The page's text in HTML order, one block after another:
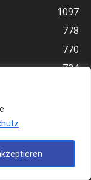
1097
778
770
724